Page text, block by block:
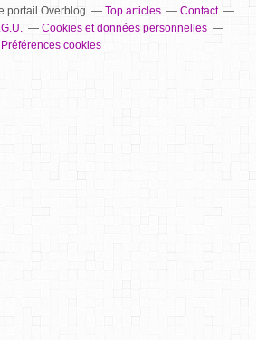
portail Overblog Top articles
Contact
Cookies et données personnelles
Préférences cookies